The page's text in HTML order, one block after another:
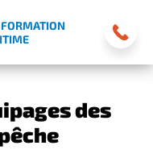
des